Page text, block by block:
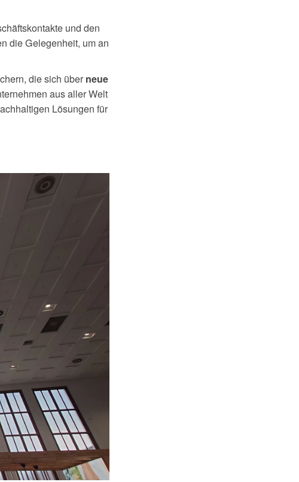
und den
die Gelegenheit, um an
die sich überneue
aus aller Welt
Lösungen für